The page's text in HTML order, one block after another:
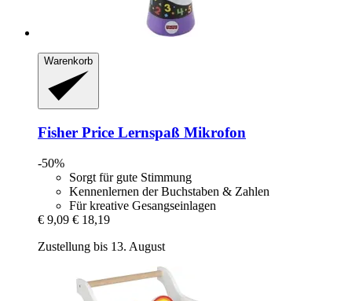
Warenkorb
Fisher Price Lernspaß Mikrofon
-50%
Sorgt für gute Stimmung
Kennenlernen der Buchstaben & Zahlen
Für kreative Gesangseinlagen
€ 9,09 € 18,19
Zustellung bis 13. August